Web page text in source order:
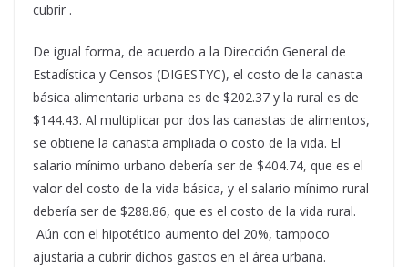
cubrir .
De igual forma, de acuerdo a la Dirección General de
Estadística y Censos (DIGESTYC), el costo de la canasta
básica alimentaria urbana es de $202.37 y la rural es de
$144.43. Al multiplicar por dos las canastas de alimentos,
se obtiene la canasta ampliada o costo de la vida. El
salario mínimo urbano debería ser de $404.74, que es el
valor del costo de la vida básica, y el salario mínimo rural
debería ser de $288.86, que es el costo de la vida rural.
Aún con el hipotético aumento del 20%, tampoco
ajustaría a cubrir dichos gastos en el área urbana.